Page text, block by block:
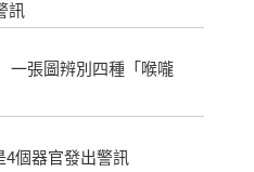
訊
一張圖辨別四種「喉嚨
個器官發出警訊